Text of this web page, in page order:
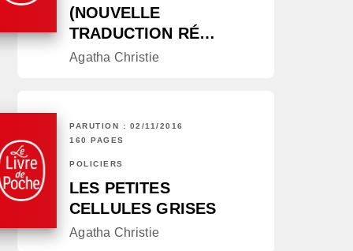
(NOUVELLE
TRADUCTION RÉ…
Agatha Christie
PARUTION : 02/11/2016
160 PAGES
POLICIERS
LES PETITES
CELLULES GRISES
Agatha Christie